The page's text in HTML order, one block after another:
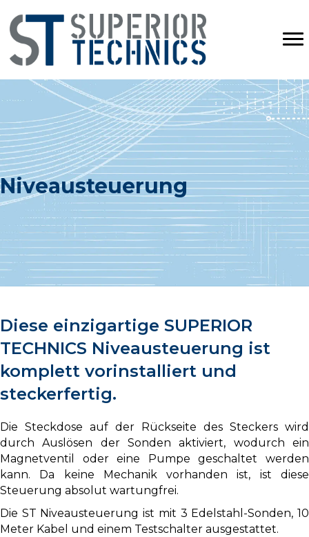
Niveausteuerung
Diese einzigartige SUPERIOR
TECHNICS Niveausteuerung ist
komplett vorinstalliert und
steckerfertig.
Die Steckdose auf der Rückseite des Steckers wird
durch Auslösen der Sonden aktiviert, wodurch ein
Magnetventil oder eine Pumpe geschaltet werden
kann. Da keine Mechanik vorhanden ist, ist diese
Steuerung absolut wartungfrei.
Die ST Niveausteuerung ist mit 3 Edelstahl-Sonden, 10
Meter Kabel und einem Testschalter ausgestattet.